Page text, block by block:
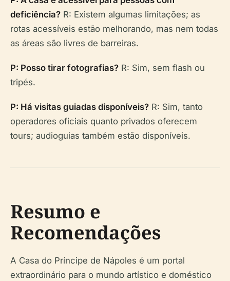
deficiência? R: Existem algumas limitações; as
rotas acessíveis estão melhorando, mas nem todas
as áreas são livres de barreiras.
P: Posso tirar fotografias? R: Sim, sem flash ou
tripés.
P: Há visitas guiadas disponíveis? R: Sim, tanto
operadores oficiais quanto privados oferecem
tours; audioguias também estão disponíveis.
Resumo e
Recomendações
A Casa do Príncipe de Nápoles é um portal
extraordinário para o mundo artístico e doméstico